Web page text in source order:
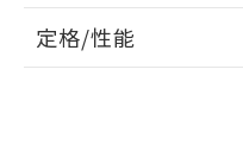
定格/性能